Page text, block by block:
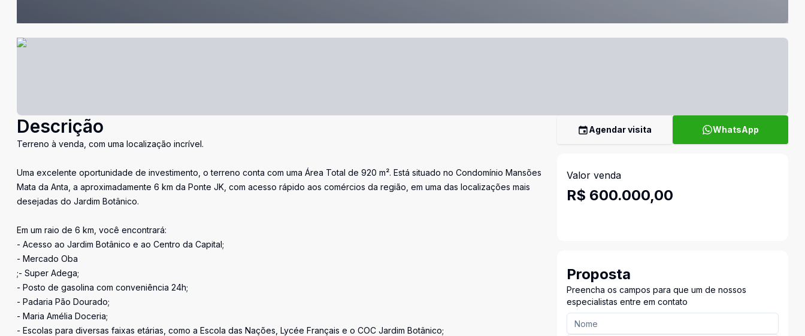
Descrição
Terreno à venda, com uma localização incrível.
Uma excelente oportunidade de investimento, o terreno conta com uma Área Total de 920 m². Está situado no Condomínio Mansões
Mata da Anta, a aproximadamente 6 km da Ponte JK, com acesso rápido aos comércios da região, em uma das localizações mais
desejadas do Jardim Botânico.
Em um raio de 6 km, você encontrará:
- Acesso ao Jardim Botânico e ao Centro da Capital;
- Mercado Oba
;- Super Adega;
- Posto de gasolina com conveniência 24h;
- Padaria Pão Dourado;
- Maria Amélia Doceria;
- Escolas para diversas faixas etárias, como a Escola das Nações, Lycée Français e o COC Jardim Botânico;
Agendar visita WhatsApp
Valor venda
R$ 600.000,00
Proposta
Preencha os campos para que um de nossos
especialistas entre em contato